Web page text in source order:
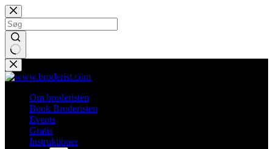
Fortsæt
til
indhold
Ingen
resultater
Om broderisten
Book Broderisten
Events
Gratis
Instruktioner